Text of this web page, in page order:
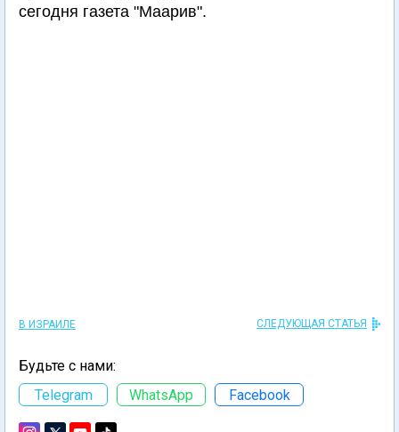
сегодня газета "Маарив".
В ИЗРАИЛЕ СЛЕДУЮЩАЯ СТАТЬЯ
Будьте с нами:
Telegram
WhatsApp Facebook